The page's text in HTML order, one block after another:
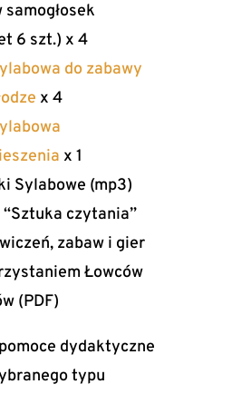
6 szt.) x 4
do zabawy
x 4
x 1
Sylabowe (mp3)
czytania”
zabaw i gier
Łowców
(PDF)
dydaktyczne
typu